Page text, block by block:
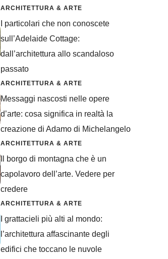
ARCHITETTURA & ARTE
I particolari che non conoscete
sull’Adelaide Cottage:
dall’architettura allo scandaloso
passato
ARCHITETTURA & ARTE
Messaggi nascosti nelle opere
d’arte: cosa significa in realtà la
creazione di Adamo di Michelangelo
ARCHITETTURA & ARTE
Il borgo di montagna che è un
capolavoro dell’arte. Vedere per
credere
ARCHITETTURA & ARTE
I grattacieli più alti al mondo:
l’architettura affascinante degli
edifici che toccano le nuvole